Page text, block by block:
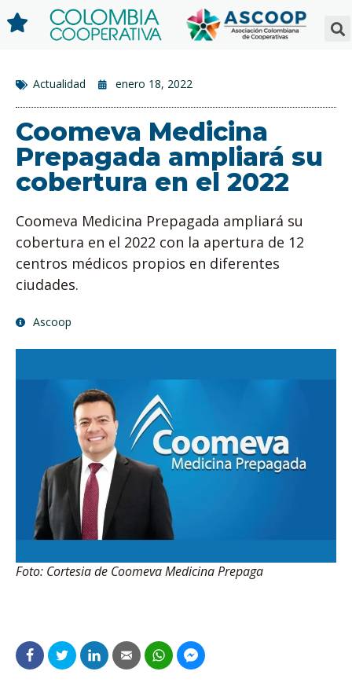
Actualidad enero 18, 2022
Coomeva Medicina
Prepagada ampliará su
cobertura en el 2022
Coomeva Medicina Prepagada ampliará su
cobertura en el 2022 con la apertura de 12
centros médicos propios en diferentes
ciudades.
Ascoop
Foto: Cortesia de Coomeva Medicina Prepaga